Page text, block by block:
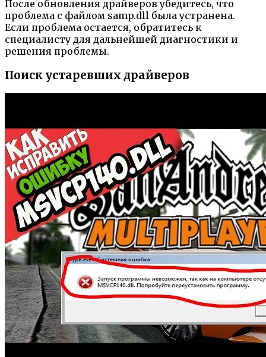
После обновления драйверов убедитесь, что
проблема с файлом samp.dll была устранена.
Если проблема остается, обратитесь к
специалисту для дальнейшей диагностики и
решения проблемы.
Поиск устаревших драйверов